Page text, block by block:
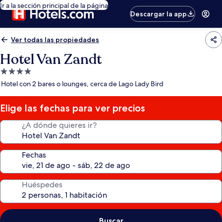
Ir a la sección principal de la página
Descargar la app
Ver todas las propiedades
Hotel Van Zandt
Propiedad
de
estrellas
Hotel con 2 bares o lounges, cerca de Lago Lady Bird
Elige las fechas para ver precios
¿A dónde quieres ir?
Fechas
Huéspedes